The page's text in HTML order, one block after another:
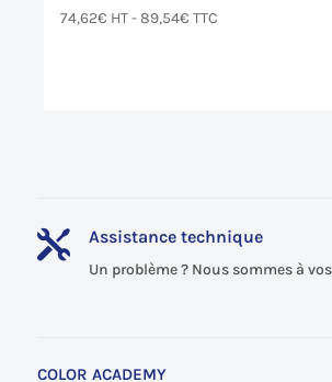
74,62€ HT -89,54€ TTC
 Assistance technique
Un problème ? Nous sommes à
COLOR ACADEMY